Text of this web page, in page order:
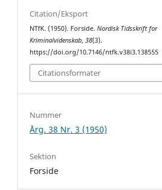
Citation/Eksport
NTfK. (1950). Forside.Nordisk Tidsskrift for
Kriminalvidenskab,38(3).
https://doi.org/10.7146/ntfk.v38i3.138555
Citationsformater
Nummer
Årg. 38 Nr. 3 (1950)
Sektion
Forside